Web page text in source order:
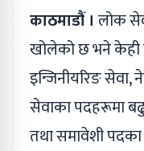
काठमाडौं । लोक
खोलेको छ भने केही
इन्जिनीयरिङ
सेवाका पदहरूमा
तथा समावेशी पदका